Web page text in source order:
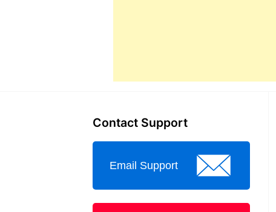
Contact Support
Email Support